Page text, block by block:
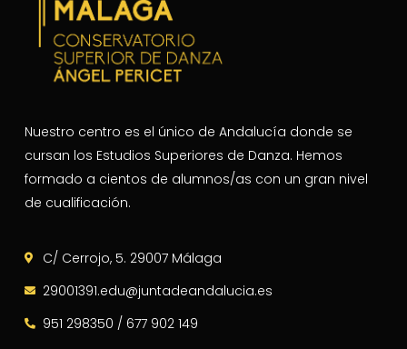
Nuestro centro es el único de Andalucía donde se
cursan los Estudios Superiores de Danza. Hemos
formado a cientos de alumnos/as con un gran nivel
de cualificación.
C/ Cerrojo, 5. 29007 Málaga
29001391.edu@juntadeandalucia.es
951 298350 / 677 902 149